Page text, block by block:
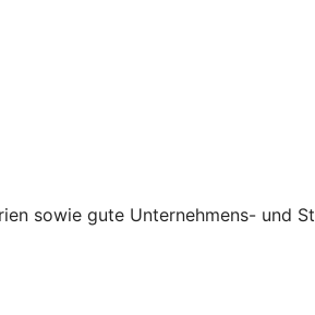
sowie gute Unternehmens- und